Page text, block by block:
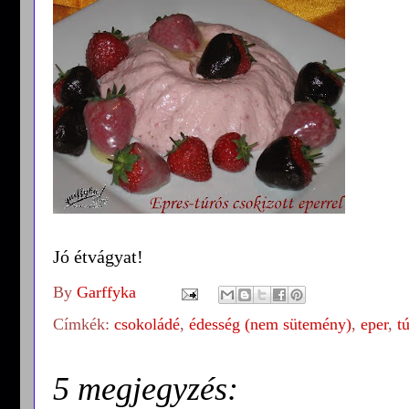
Jó étvágyat!
By Garffyka
Címkék: csokoládé, édesség (nem sütemény), eper,
5 megjegyzés: